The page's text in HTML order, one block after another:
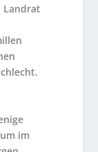
Landrat
im